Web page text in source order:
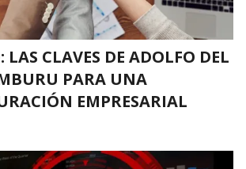
LAS CLAVES DE ADOLFO DEL
PARA UNA
EMPRESARIAL